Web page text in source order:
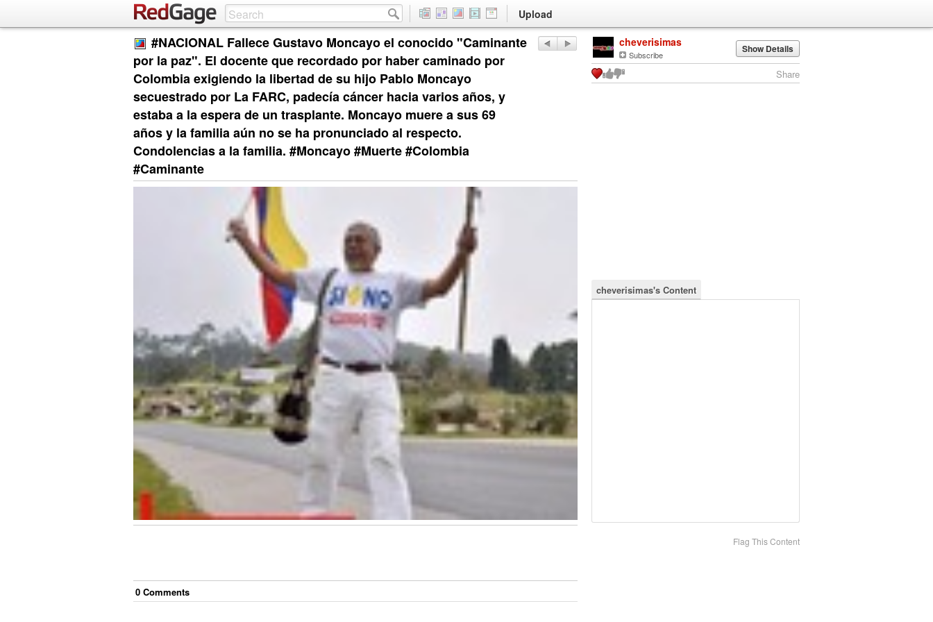
Upload
#NACIONAL Fallece Gustavo Moncayo el conocido "Caminante
por la paz". El docente que recordado por haber caminado por
Colombia exigiendo la libertad de su hijo Pablo Moncayo
secuestrado por La FARC, padecía cáncer hacia varios años, y
estaba a la espera de un trasplante. Moncayo muere a sus 69
años y la familia aún no se ha pronunciado al respecto.
Condolencias a la familia. #Moncayo #Muerte #Colombia
#Caminante
0 Comments
cheverisimas
Subscribe Show Details
Share
cheverisimas's Content
Flag This Content